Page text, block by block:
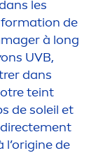
les
de
à long
UVB,
dans
teint
de soleil et
ment
l’origine de